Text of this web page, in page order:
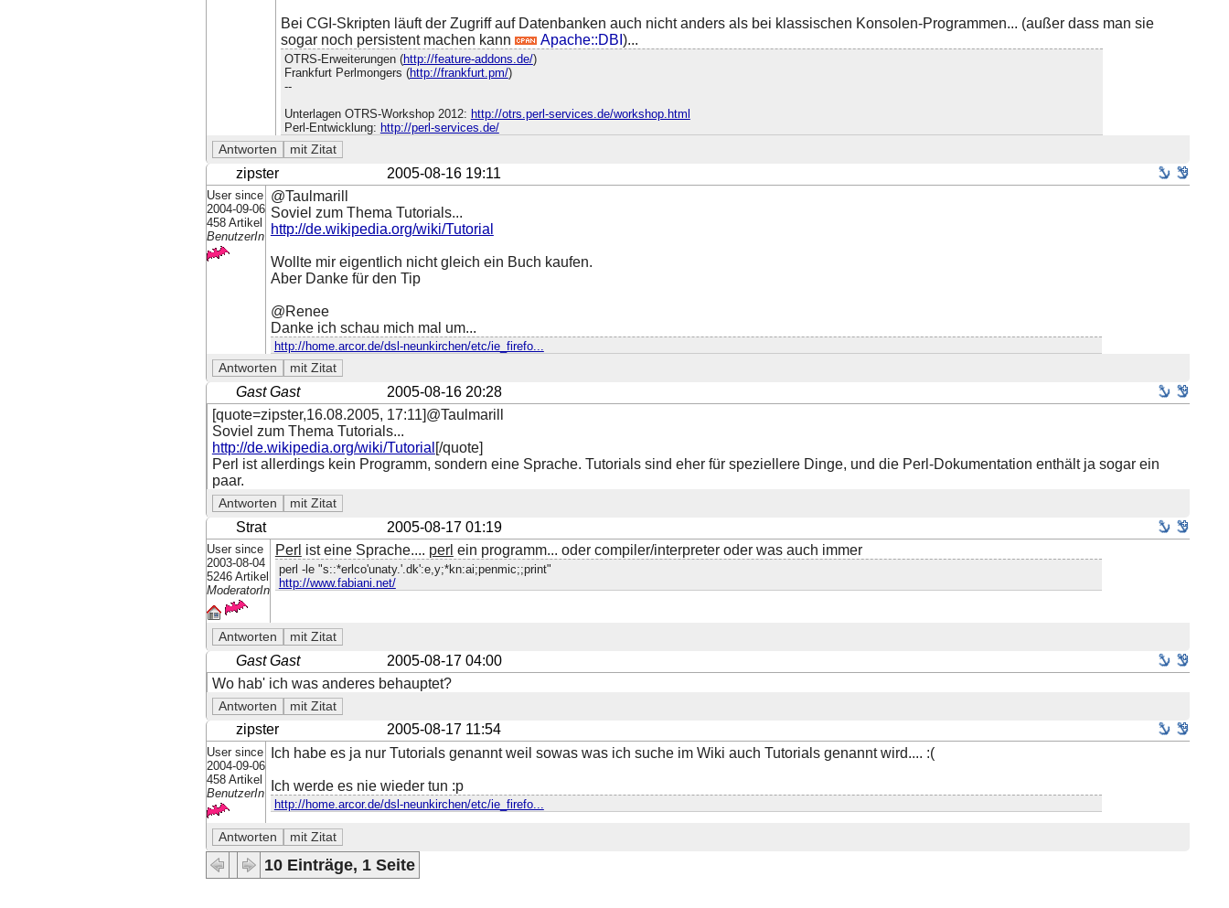
Bei CGI-Skripten läuft der Zugriff auf Datenbanken auch nicht anders als bei klassischen Konsolen-Programmen... (außer dass man sie
sogar noch persistent machen kann
Apache::DBI )...
OTRS-Erweiterungen (http://feature-addons.de/)
Frankfurt Perlmongers (http://frankfurt.pm/)
--
Unterlagen OTRS-Workshop 2012: http://otrs.perl-services.de/workshop.html
Perl-Entwicklung: http://perl-services.de/
zipster 2005-08-16 19:11
User since
2004-09-06
458 Artikel
BenutzerIn
@Taulmarill
Soviel zum Thema Tutorials...
http://de.wikipedia.org/wiki/Tutorial
Wollte mir eigentlich nicht gleich ein Buch kaufen.
Aber Danke für den Tip
@Renee
Danke ich schau mich mal um...
http://home.arcor.de/dsl-neunkirchen/etc/ie_firefo...
Gast Gast
2005-08-16 20:28
[quote=zipster,16.08.2005, 17:11]@Taulmarill
Soviel zum Thema Tutorials...
http://de.wikipedia.org/wiki/Tutorial [/quote]
Perl ist allerdings kein Programm, sondern eine Sprache. Tutorials sind eher für speziellere Dinge, und die Perl-Dokumentation enthält ja sogar ein
paar.
Strat 2005-08-17 01:19
User since
2003-08-04
5246 Artikel
ModeratorIn
Perl ist eine Sprache.... perl ein programm... oder compiler/interpreter oder was auch immer
perl -le "s::*erlco'unaty.'.dk':e,y;*kn:ai;penmic;;print"
http://www.fabiani.net/
Gast Gast
2005-08-17 04:00
Wo hab' ich was anderes behauptet?
zipster 2005-08-17 11:54
User since
2004-09-06
458 Artikel
BenutzerIn
Ich habe es ja nur Tutorials genannt weil sowas was ich suche im Wiki auch Tutorials genannt wird.... :(
Ich werde es nie wieder tun :p
http://home.arcor.de/dsl-neunkirchen/etc/ie_firefo...
10 Einträge, 1 Seite